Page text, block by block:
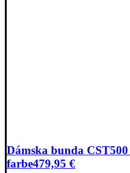
Dámska bunda
farbe479,95 €